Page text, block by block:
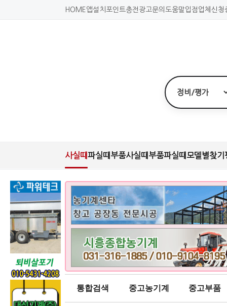
HOME 앱설치 포인트충전 광고문의 도움말입점업체신청
사실때파실때 부품사실때 부품파실때 모델별찾기
통합검색 중고농기계 중고부품